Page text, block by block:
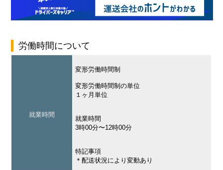
労働時間について
就業時間
変形労働時間制
変形労働時間制の単位
１ヶ月単位
就業時間
3時00分〜12時00分
特記事項
＊配送状況により変動あり